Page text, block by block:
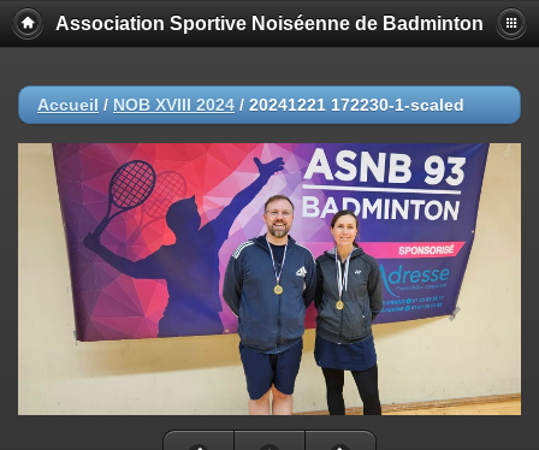
Association Sportive Noiséenne de Badminton
Accueil / NOB XVIII 2024 / 20241221 172230-1-scaled